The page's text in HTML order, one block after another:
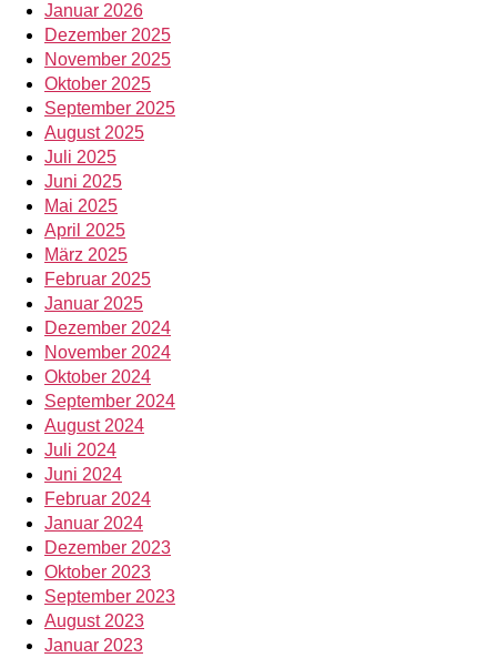
Januar 2026
Dezember 2025
November 2025
Oktober 2025
September 2025
August 2025
Juli 2025
Juni 2025
Mai 2025
April 2025
März 2025
Februar 2025
Januar 2025
Dezember 2024
November 2024
Oktober 2024
September 2024
August 2024
Juli 2024
Juni 2024
Februar 2024
Januar 2024
Dezember 2023
Oktober 2023
September 2023
August 2023
Januar 2023